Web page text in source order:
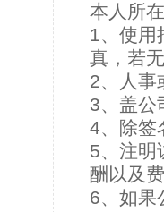
本人所
1、使用
真，若
2、人事
3、盖公
4、除签
5、注明
酬以及
6、如果